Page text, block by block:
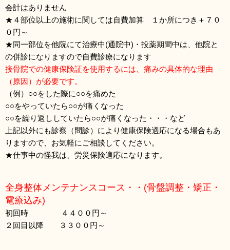
会計はありません
★４部位以上の施術に関しては自費加算 １か所につき＋７０
０円～
★同一部位を他院にて治療中(通院中)・投薬期間中は、他院と
の併診になりますので自費診療になります
接骨院での健康保険証を使用するには、痛みの具体的な理由
（原因）が必要です。
（例）○○をした際に○○を痛めた
○○をやっていたら○○が痛くなった
○○を繰り返ししていたら○○が痛くなった・・・など
上記以外にも診察（問診）により健康保険適応になる場合もあ
りますので、お気軽にご相談してください。
★仕事中の怪我は、労災保険適応になります。
全身整体メンテナンスコース・・(骨盤調整・矯正・
電療込み)
初回時 ４４００円～
２回目以降 ３３００円～